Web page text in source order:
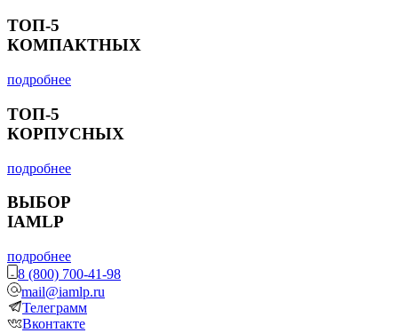
ТОП-5
КОМПАКТНЫХ
подробнее
ТОП-5
КОРПУСНЫХ
подробнее
ВЫБОР
IAMLP
подробнее
8 (800) 700-41-98
mail@iamlp.ru
Телеграмм
Вконтакте